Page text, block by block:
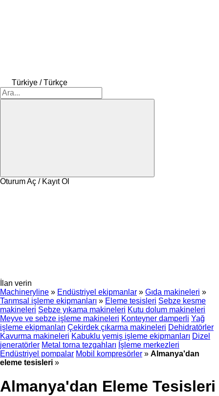
Türkiye / Türkçe
Oturum Aç / Kayıt Ol
İlan verin
Machineryline » Endüstriyel ekipmanlar » Gıda makineleri »
Tarımsal işleme ekipmanları » Eleme tesisleri Sebze kesme
makineleri Sebze yıkama makineleri Kutu dolum makineleri
Meyve ve sebze işleme makineleri Konteyner damperli Yağ
işleme ekipmanları Çekirdek çıkarma makineleri Dehidratörler
Kavurma makineleri Kabuklu yemiş işleme ekipmanları Dizel
jeneratörler Metal torna tezgahları İşleme merkezleri
Endüstriyel pompalar Mobil kompresörler » Almanya'dan
eleme tesisleri »
Almanya'dan Eleme Tesisleri